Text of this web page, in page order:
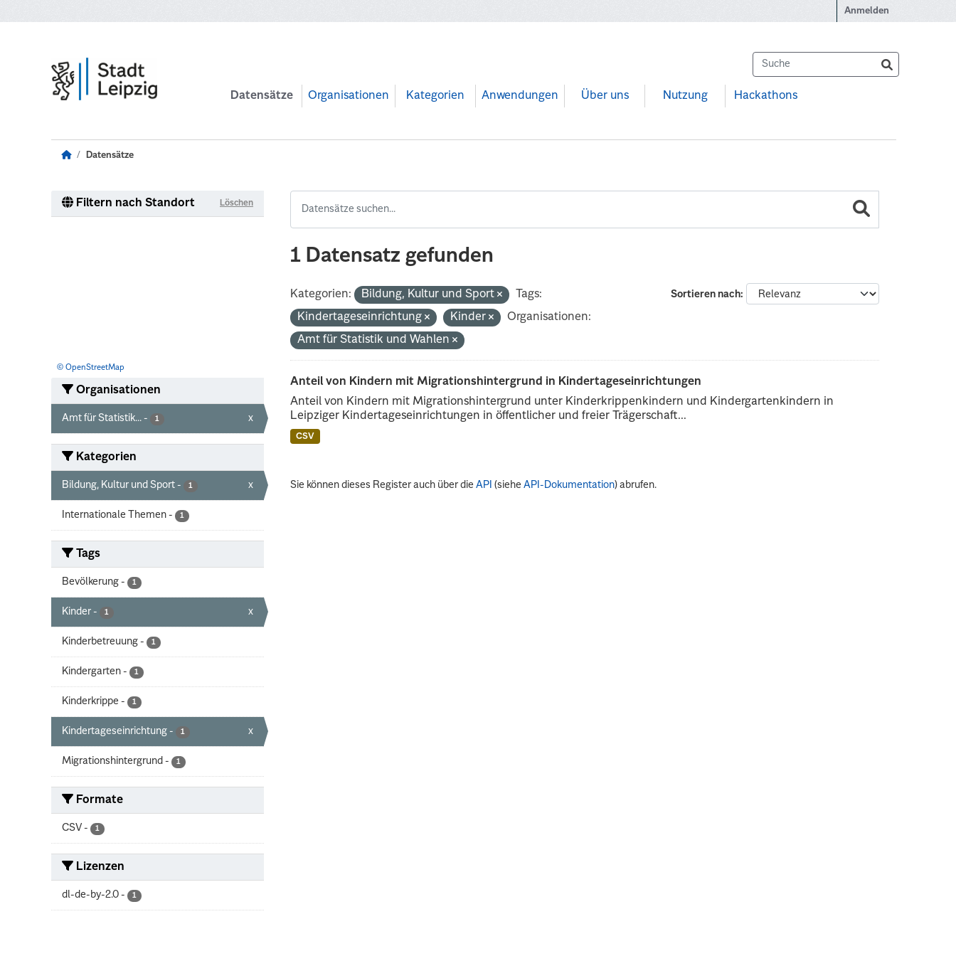
Anmelden
Datensätze Organisationen Kategorien Anwendungen Über uns Nutzung Hackathons
Datensätze
Filtern nach Standort Löschen
© OpenStreetMap
Organisationen
Amt für Statistik... - 1 x
Kategorien
Bildung, Kultur und Sport - 1 x
Internationale Themen - 1
Tags
Bevölkerung - 1
Kinder - 1 x
Kinderbetreuung - 1
Kindergarten - 1
Kinderkrippe - 1
Kindertageseinrichtung - 1 x
Migrationshintergrund - 1
Formate
CSV - 1
Lizenzen
dl-de-by-2.0 - 1
1 Datensatz gefunden
Sortieren nach
Kategorien: Bildung, Kultur und Sport
Tags:
Kindertageseinrichtung
Kinder
Organisationen:
Amt für Statistik und Wahlen
Anteil von Kindern mit Migrationshintergrund in Kindertageseinrichtungen
Anteil von Kindern mit Migrationshintergrund unter Kinderkrippenkindern und Kindergartenkindern in
Leipziger Kindertageseinrichtungen in öffentlicher und freier Trägerschaft...
CSV
Sie können dieses Register auch über dieAPI (sieheAPI-Dokumentation) abrufen.